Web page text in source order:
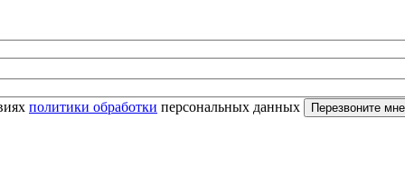
политики обработки персональных данных